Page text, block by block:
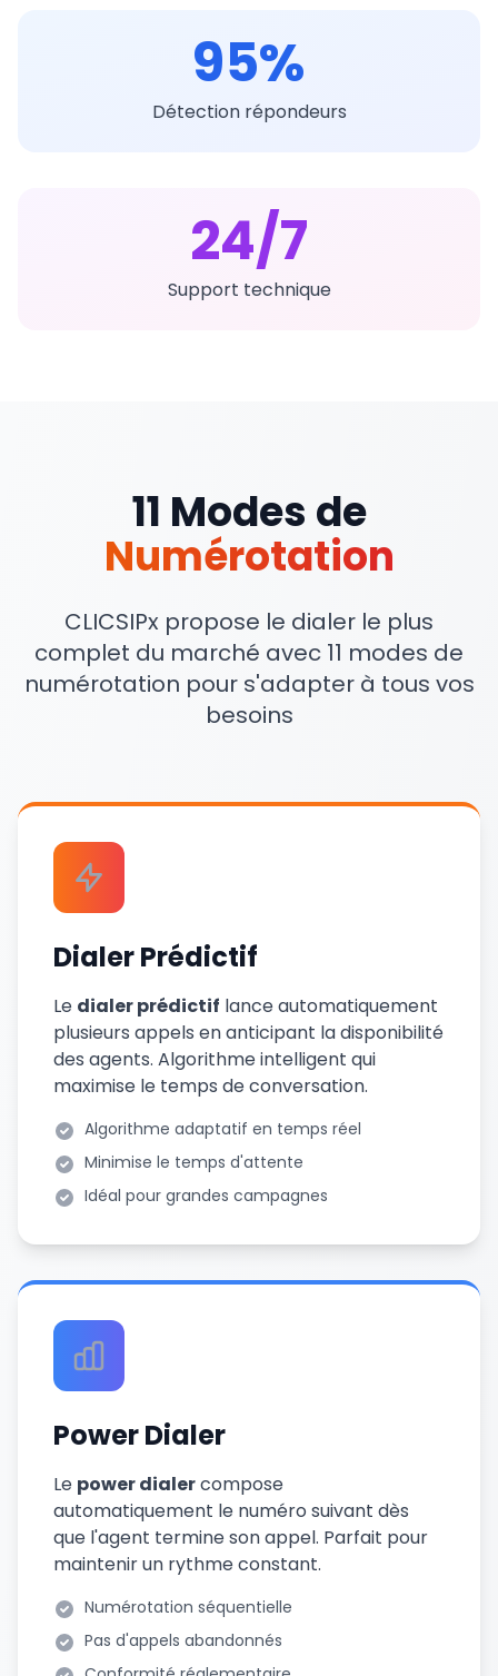
95%
Détection répondeurs
24/7
Support technique
11 Modes de
Numérotation
CLICSIPx propose le dialer le plus
complet du marché avec 11 modes de
numérotation pour s'adapter à tous vos
besoins
Dialer Prédictif
Le dialer prédictif lance automatiquement
plusieurs appels en anticipant la disponibilité
des agents. Algorithme intelligent qui
maximise le temps de conversation.
Algorithme adaptatif en temps réel
Minimise le temps d'attente
Idéal pour grandes campagnes
Power Dialer
Le power dialercompose
automatiquement le numéro suivant dès
que l'agent termine son appel. Parfait pour
maintenir un rythme constant.
Numérotation séquentielle
Pas d'appels abandonnés